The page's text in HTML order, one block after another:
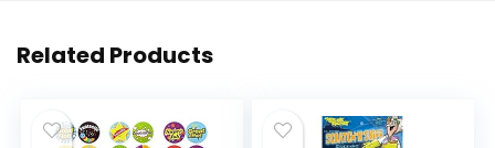
Related Products